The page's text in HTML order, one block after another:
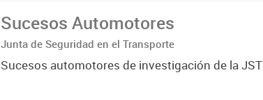
Sucesos Automotores
Junta de Seguridad en el Transporte
Sucesos automotores de investigación de la JST